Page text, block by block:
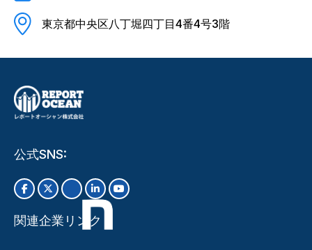
東京都中央区八丁堀四丁目4番4号3階
公式SNS:
関連企業リンク